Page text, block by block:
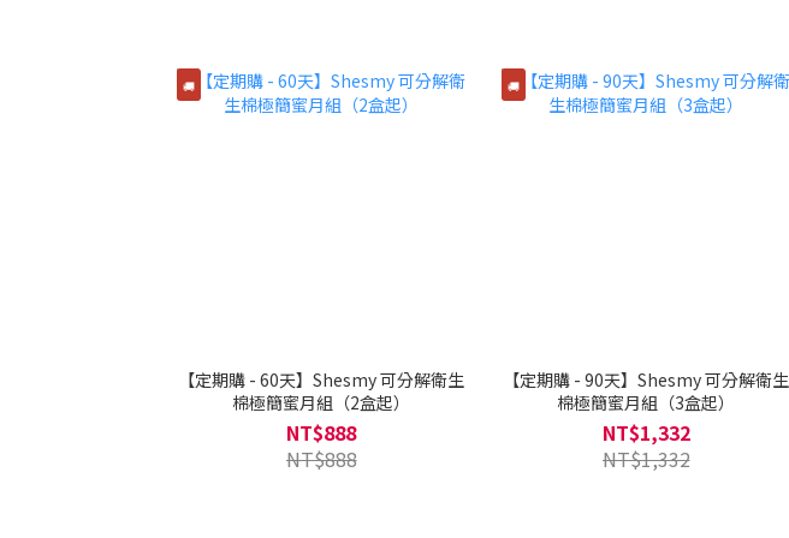
🚚
【定期購 - 60天】Shesmy 可分解衛生
棉極簡蜜月組（2盒起）
NT$888
NT$888
🚚
【定期購 - 90天】Shesmy 可分解衛生
棉極簡蜜月組（3盒起）
NT$1,332
NT$1,332